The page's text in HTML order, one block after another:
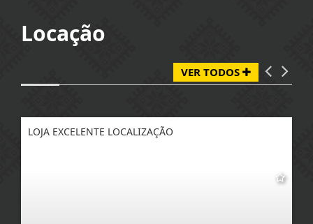
Locação
VER TODOS
LOJA EXCELENTE LOCALIZAÇÃO